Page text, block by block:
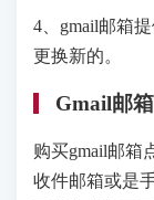
4、gmail邮箱
更换新的。
Gmail邮
购买gmail邮箱
收件邮箱或是